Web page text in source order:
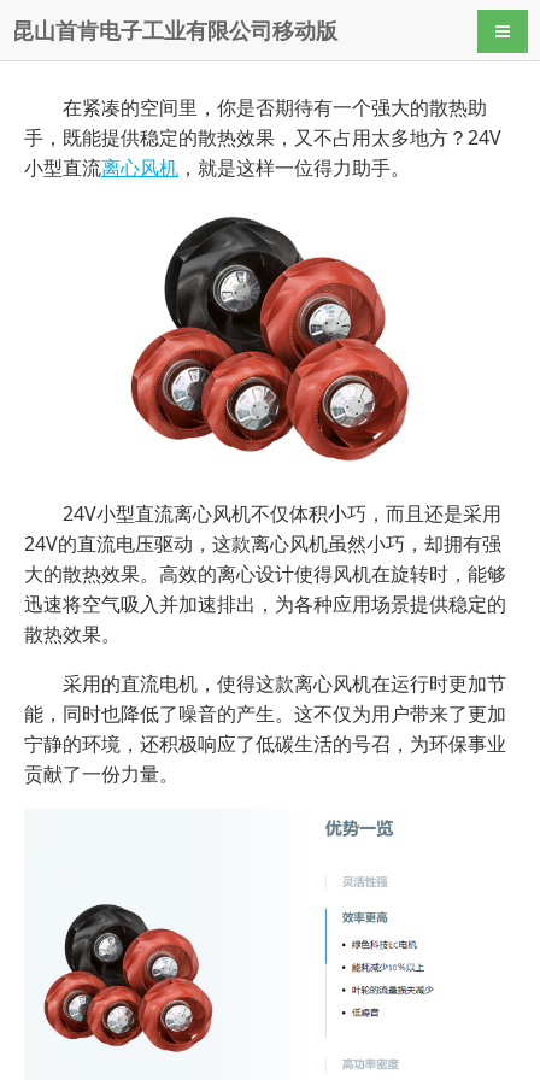
昆山首肯电子工业有限公司移动版 导航
在紧凑的空间里，你是否期待有一个强大的散热助
手，既能提供稳定的散热效果，又不占用太多地方？24V
小型直流离心风机 ，就是这样一位得力助手。
24V小型直流离心风机不仅体积小巧，而且还是采用
24V的直流电压驱动，这款离心风机虽然小巧，却拥有强
大的散热效果。高效的离心设计使得风机在旋转时，能够
迅速将空气吸入并加速排出，为各种应用场景提供稳定的
散热效果。
采用的直流电机，使得这款离心风机在运行时更加节
能，同时也降低了噪音的产生。这不仅为用户带来了更加
宁静的环境，还积极响应了低碳生活的号召，为环保事业
贡献了一份力量。